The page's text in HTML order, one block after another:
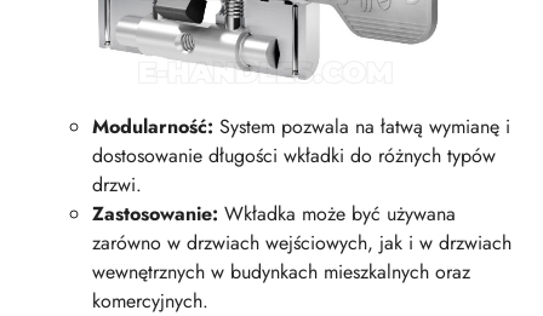
Modularność: System pozwala na łatwą wymianę i
dostosowanie długości wkładki do różnych typów
drzwi.
Zastosowanie: Wkładka może być używana
zarówno w drzwiach wejściowych, jak i w drzwiach
wewnętrznych w budynkach mieszkalnych oraz
komercyjnych.